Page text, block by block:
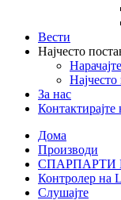
Вести
Најчесто
За нас
Контактирајте
Дома
Производи
СПАРПАРТИ
Контролер на
Слушајте